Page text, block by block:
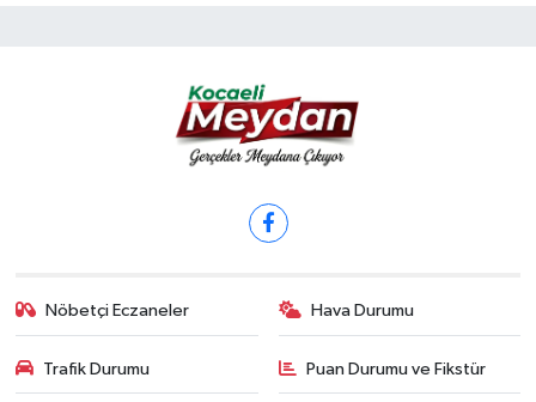
Nöbetçi Eczaneler Hava Durumu
Trafik Durumu Puan Durumu ve Fikstür